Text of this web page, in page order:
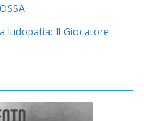
ludopatia: Il Giocatore